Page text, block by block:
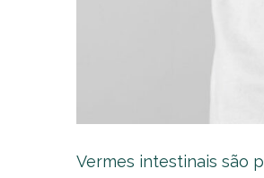
Vermes intestinais são